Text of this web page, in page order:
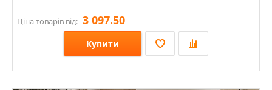
Ціна товарів від: 3 097.50
Купити
Розміри: 800х800;